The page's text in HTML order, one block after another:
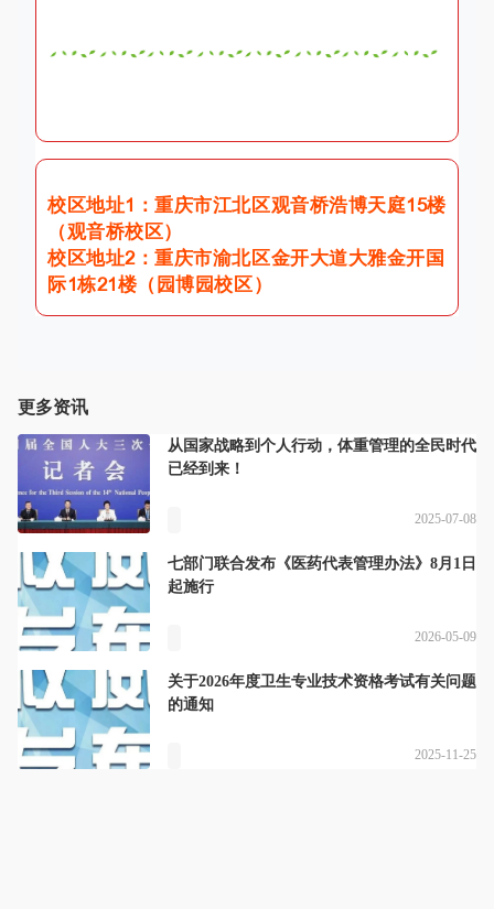
校区地址1：重庆市江北区观音桥浩博天庭15楼
（观音桥校区）
校区地址2：重庆市渝北区金开大道大雅金开国
际1栋21楼（园博园校区）
更多资讯
从国家战略到个人行动，体重管理的全民时代
已经到来！
2025-07-08
七部门联合发布《医药代表管理办法》8月1日
起施行
2026-05-09
关于2026年度卫生专业技术资格考试有关问题
的通知
2025-11-25